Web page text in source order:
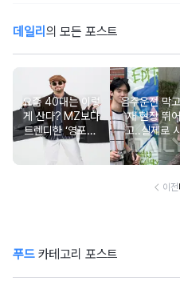
데일리 의 모든 포스트
요즘 40대는 이렇
게 산다? MZ보다
트렌디한 ‘영포티’
분석
음주운전 막
재 현장 뛰
고..실제로
구한 연예인
이전
푸드카테고리 포스트